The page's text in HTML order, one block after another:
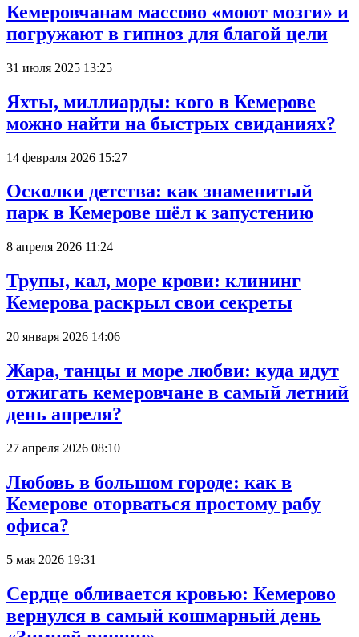
Кемеровчанам массово «моют мозги» и
погружают в гипноз для благой цели
31 июля 2025 13:25
Яхты, миллиарды: кого в Кемерове
можно найти на быстрых свиданиях?
14 февраля 2026 15:27
Осколки детства: как знаменитый
парк в Кемерове шёл к запустению
8 апреля 2026 11:24
Трупы, кал, море крови: клининг
Кемерова раскрыл свои секреты
20 января 2026 14:06
Жара, танцы и море любви: куда идут
отжигать кемеровчане в самый летний
день апреля?
27 апреля 2026 08:10
Любовь в большом городе: как в
Кемерове оторваться простому рабу
офиса?
5 мая 2026 19:31
Сердце обливается кровью: Кемерово
вернулся в самый кошмарный день